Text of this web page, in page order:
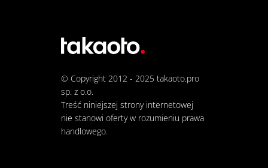
© Copyright 2012 - 2025takaoto.pro
sp. z o.o.
Treść niniejszej strony internetowej
nie stanowi oferty w rozumieniu prawa
handlowego.